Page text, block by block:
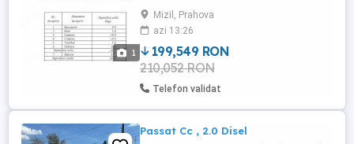
1
usa metalica intrare Apartamentul necesita
renovare.Cumparatorul il poate amenaja
dupa ...
Mizil, Prahova
azi 13:26
199,549 RON
210,052 RON
Telefon validat
Passat Cc , 2.0 Disel